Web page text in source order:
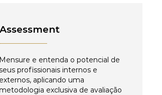
Assessment
Mensure e entenda o potencial de
profissionais internos e
externos, aplicando uma
metodologia exclusiva de avaliação